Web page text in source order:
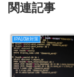
関連記事
IPA試験対策